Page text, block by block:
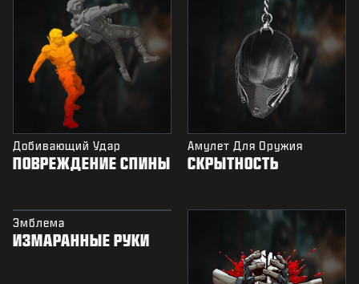
Добивающий Удар
ПОВРЕЖДЕНИЕ СПИНЫ
Амулет Для Оружия
СКРЫТНОСТЬ
Эмблема
ИЗМАРАННЫЕ РУКИ